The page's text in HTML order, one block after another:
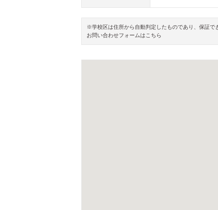
※学校区は住所から自動判定したものであり、保証で
お問い合わせフォームはこちら